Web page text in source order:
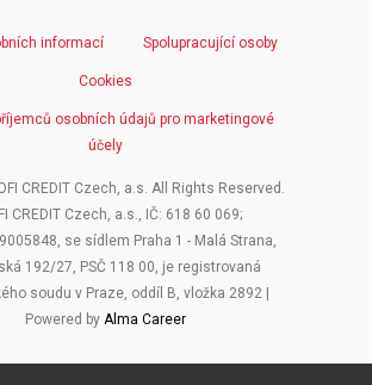
informací Spolupracující osoby
Cookies
osobních údajů pro marketingové
účely
CREDIT Czech, a.s. All Rights Reserved.
CREDIT Czech, a.s., IČ: 618 60 069;
se sídlem Praha 1 - Malá Strana,
192/27, PSČ 118 00, je registrovaná
soudu v Praze, oddíl B, vložka 2892 |
Powered by Alma Career